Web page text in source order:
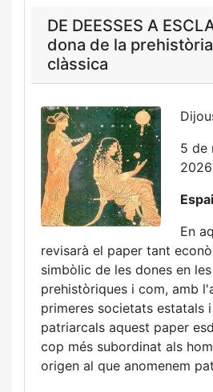
DE DEESSES A
dona de la
clàssica
5 de
2026
En
revisarà el paper tant
simbòlic de les dones en
prehistòriques i com, amb
primeres societats estatals
patriarcals aquest paper
cop més subordinat als
origen al que anomenem